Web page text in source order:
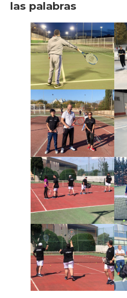
las palabras